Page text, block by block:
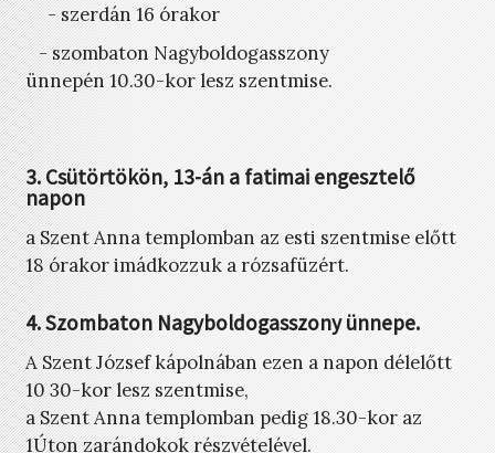
- szerdán 16 órakor
- szombaton Nagyboldogasszony
ünnepén 10.30-kor lesz szentmise.
3. Csütörtökön, 13-án a fatimai engesztelő
napon
a Szent Anna templomban az esti szentmise előtt
18 órakor imádkozzuk a rózsafüzért.
4. Szombaton Nagyboldogasszony ünnepe.
A Szent József kápolnában ezen a napon délelőtt
10 30-kor lesz szentmise,
a Szent Anna templomban pedig 18.30-kor az
1Úton zarándokok részvételével.